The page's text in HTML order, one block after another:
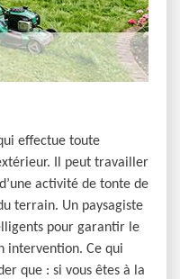
effectue toute
Il peut travailler
activité de tonte de
terrain. Un paysagiste
pour garantir le
intervention. Ce qui
que : si vous êtes à la